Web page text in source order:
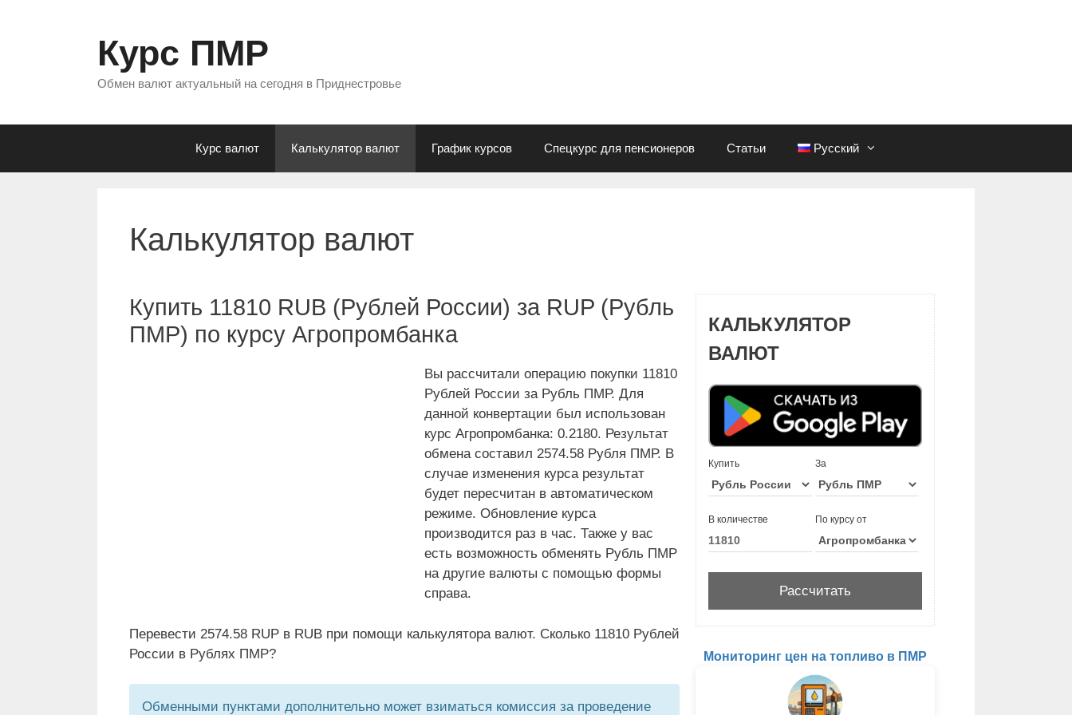
Курс ПМР
Обмен валют актуальный на сегодня в Приднестровье
Курс валют Калькулятор валют График курсов Спецкурс для пенсионеров Статьи Русский
Калькулятор валют
Купить 11810 RUB (Рублей России) за RUP (Рубль
ПМР) по курсу Агропромбанка
Вы рассчитали операцию покупки 11810
Рублей России за Рубль ПМР. Для
данной конвертации был использован
курс Агропромбанка: 0.2180. Результат
обмена составил 2574.58 Рубля ПМР. В
случае изменения курса результат
будет пересчитан в автоматическом
режиме. Обновление курса
производится раз в час. Также у вас
есть возможность обменять Рубль ПМР
на другие валюты с помощью формы
справа.
Перевести 2574.58 RUP в RUB при помощи калькулятора валют. Сколько 11810 Рублей
России в Рублях ПМР?
Обменными пунктами дополнительно может взиматься комиссия за проведение
КАЛЬКУЛЯТОР
ВАЛЮТ
Купить За
В количестве По курсу от
Мониторинг цен на топливо в ПМР